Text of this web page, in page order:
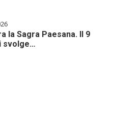
la Sagra Paesana. Il 9
svolge…